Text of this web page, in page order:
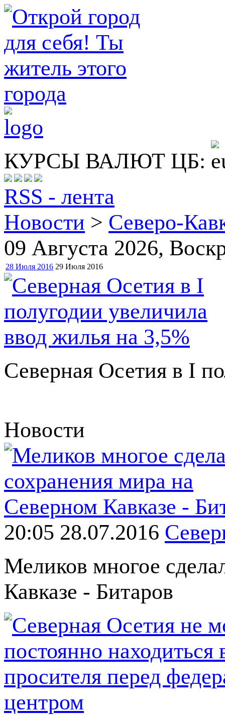
КУРСЫ ВАЛЮТ ЦБ:
RSS - лента
Новости > Северо-
09 Августа 2026,
28 Июля 2016 29 Июля 2016
Северная Осетия в I
Новости
20:05 28.07.2016
Меликов многое
Кавказе - Битаров